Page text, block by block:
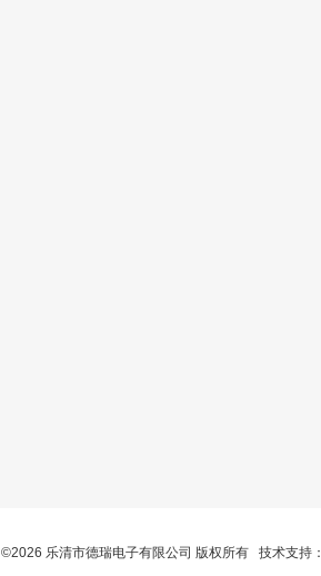
©2026 乐清市德瑞电子有限公司 版权所有 技术支持：